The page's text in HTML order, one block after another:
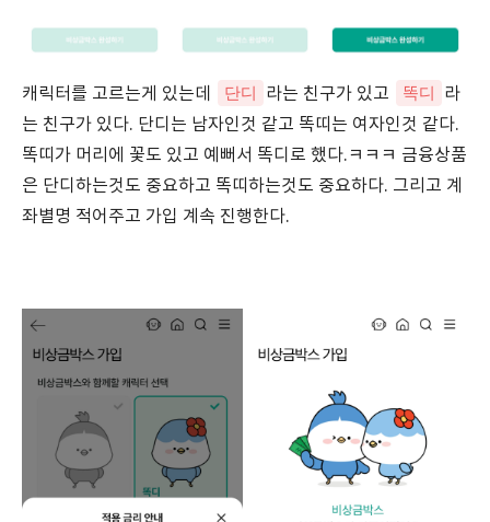
캐릭터를 고르는게 있는데 단디 라는 친구가 있고 똑디
라
는 친구가 있다. 단디는 남자인것 같고 똑띠는 여자인것 같다.
똑띠가 머리에 꽃도 있고 예뻐서 똑디로 했다.ㅋㅋㅋ 금융상품
은 단디하는것도 중요하고 똑띠하는것도 중요하다. 그리고 계
좌별명 적어주고 가입 계속 진행한다.